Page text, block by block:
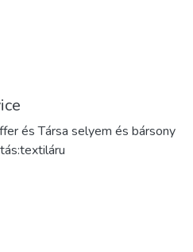
és Társa selyem és bársony